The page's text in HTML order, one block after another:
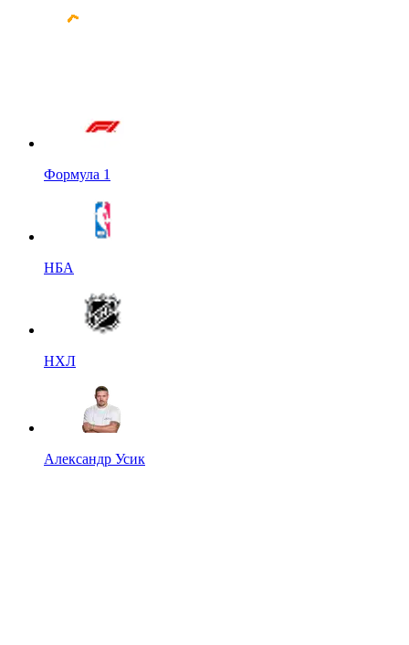
Формула 1
НБА
НХЛ
Александр Усик